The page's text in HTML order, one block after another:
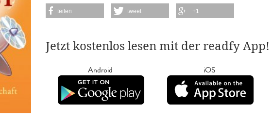
teilen tweet +1
Jetzt kostenlos lesen mit der readfy App!
Android iOS